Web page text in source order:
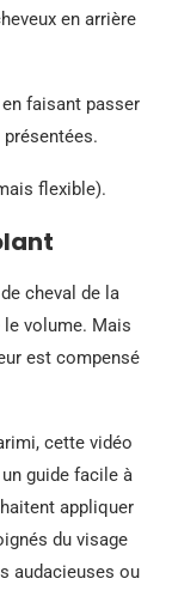
en arrière
faisant passer
flexible).
cheval de la
volume. Mais
est compensé
cette vidéo
guide facile à
appliquer
du visage
audacieuses ou